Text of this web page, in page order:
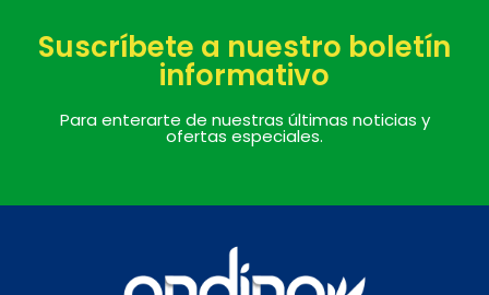
Suscríbete a nuestro boletín
informativo
Para enterarte de nuestras últimas noticias y
ofertas especiales.